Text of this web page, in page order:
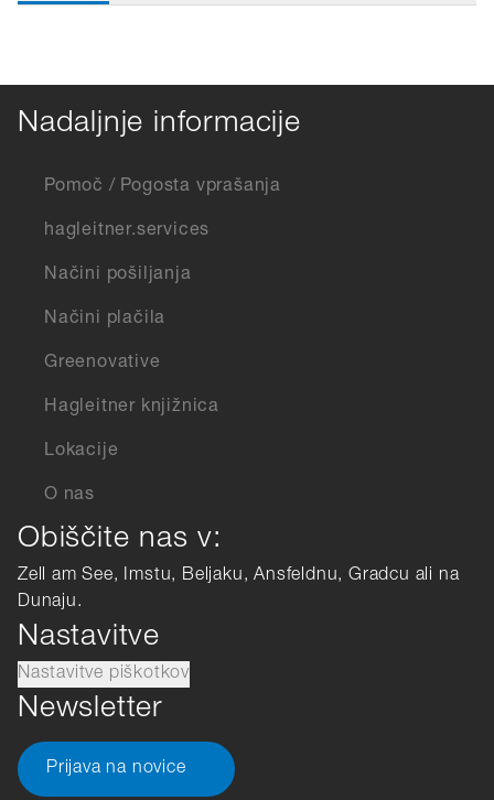
Nadaljnje informacije
Pomoč / Pogosta vprašanja
hagleitner.services
Načini pošiljanja
Načini plačila
Greenovative
Hagleitner knjižnica
Lokacije
O nas
Obiščite nas v:
Zell am See, Imstu, Beljaku, Ansfeldnu, Gradcu ali na
Dunaju.
Nastavitve
Nastavitve piškotkov
Newsletter
Prijava na novice